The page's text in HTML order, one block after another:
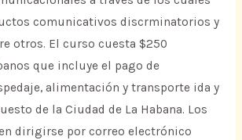
comunicativos discrminatorios y
otros. El curso cuesta $250
que incluye el pago de
alimentación y transporte ida y
de la Ciudad de La Habana. Los
dirigirse por correo electrónico